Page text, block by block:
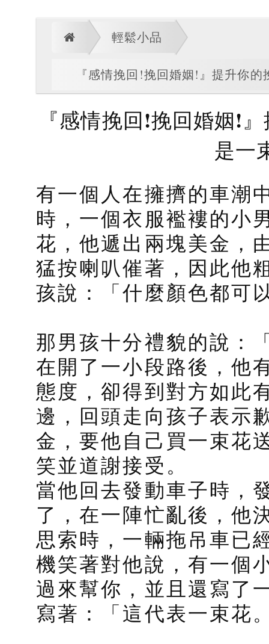
輕鬆小品
『感情挽回!挽回婚姻!』提升你
『感情挽回!挽回婚姻!
是一
有一個人在擁擠的車潮
時，一個衣服襤褸的小
花，他遞出兩塊美金，
猛按喇叭催著，因此他
孩說：「什麼顏色都可
那男孩十分禮貌的說：
在開了一小段路後，他
態度，卻得到對方如此
邊，回頭走向孩子表示
金，要他自己買一束花
笑並道謝接受。
當他回去發動車子時，
了，在一陣忙亂後，他
思索時，一輛拖吊車已
機笑著對他說，有一個
過來幫你，並且還寫了
寫著：「這代表一束花